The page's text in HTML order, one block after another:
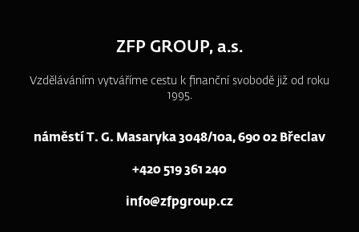
ZFP GROUP, a.s.
Vzděláváním vytváříme cestu k finanční svobodě již od roku
1995.
náměstí T. G. Masaryka 3048/10a, 690 02 Břeclav
+420 519 361 240
info@zfpgroup.cz